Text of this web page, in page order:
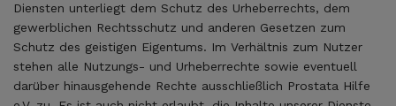
Diensten unterliegt dem Schutz des Urheberrechts, dem
gewerblichen Rechtsschutz und anderen Gesetzen zum
Schutz des geistigen Eigentums. Im Verhältnis zum Nutzer
stehen alle Nutzungs- und Urheberrechte sowie eventuell
darüber hinausgehende Rechte ausschließlich Prostata Hilfe